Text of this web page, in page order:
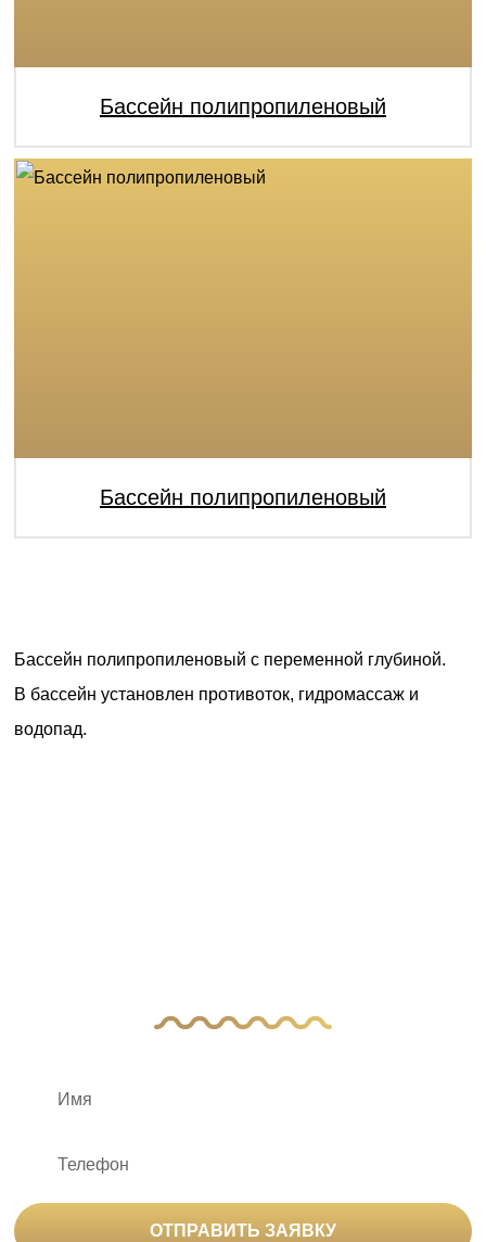
Бассейн полипропиленовый
Бассейн полипропиленовый
Бассейн полипропиленовый с переменной глубиной.
В бассейн установлен противоток, гидромассаж и
водопад.
ОТПРАВИТЬ ЗАЯВКУ